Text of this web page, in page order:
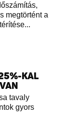
megtörtént a
KAL
tavaly
gyors